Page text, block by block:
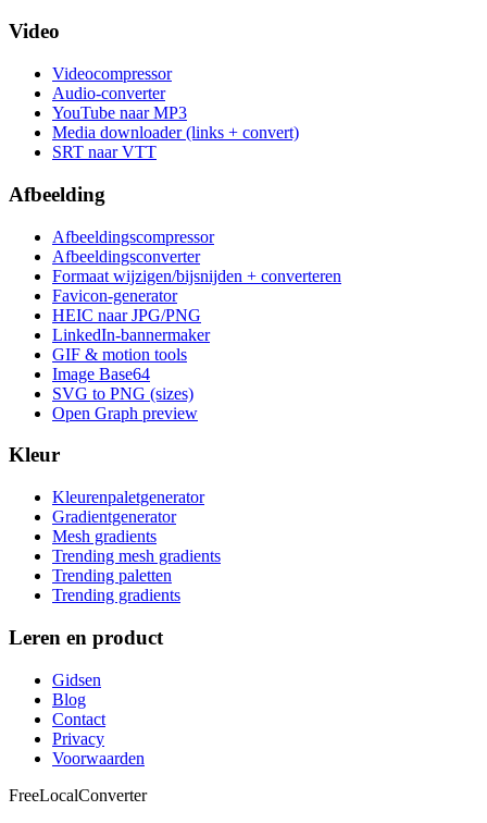
Video
Videocompressor
Audio-converter
YouTube naar MP3
Media downloader (links + convert)
SRT naar VTT
Afbeelding
Afbeeldingscompressor
Afbeeldingsconverter
Formaat wijzigen/bijsnijden + converteren
Favicon-generator
HEIC naar JPG/PNG
LinkedIn-bannermaker
GIF & motion tools
Image Base64
SVG to PNG (sizes)
Open Graph preview
Kleur
Kleurenpaletgenerator
Gradientgenerator
Mesh gradients
Trending mesh gradients
Trending paletten
Trending gradients
Leren en product
Gidsen
Blog
Contact
Privacy
Voorwaarden
FreeLocalConverter